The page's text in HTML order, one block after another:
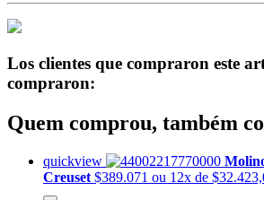
Los clientes que compraron este
compraron:
Quem comprou, também
quickview
Creuset $389.071 ou 12x de